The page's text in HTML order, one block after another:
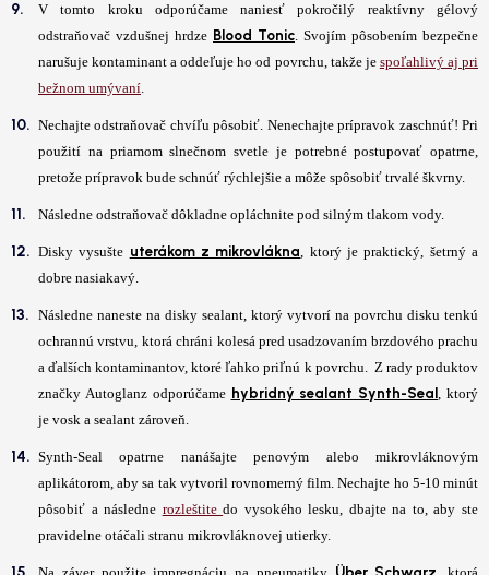
V tomto kroku odporúčame naniesť pokročilý reaktívny gélový
odstraňovač vzdušnej hrdze Blood Tonic. Svojím pôsobením bezpečne
narušuje kontaminant a oddeľuje ho od povrchu, takže je spoľahlivý aj pri
bežnom umývaní.
Nechajte odstraňovač chvíľu pôsobiť. Nenechajte prípravok zaschnúť! Pri
použití na priamom slnečnom svetle je potrebné postupovať opatrne,
pretože prípravok bude schnúť rýchlejšie a môže spôsobiť trvalé škvrny.
Následne odstraňovač dôkladne opláchnite pod silným tlakom vody.
Disky vysušte uterákom z mikrovlákna, ktorý je praktický, šetrný a
dobre nasiakavý.
Následne naneste na disky sealant, ktorý vytvorí na povrchu disku tenkú
ochrannú vrstvu, ktorá chráni kolesá pred usadzovaním brzdového prachu
a ďalších kontaminantov, ktoré ľahko priľnú k povrchu. Z rady produktov
značky Autoglanz odporúčame hybridný sealant Synth-Seal, ktorý
je vosk a sealant zároveň.
Synth-Seal opatrne nanášajte penovým alebo mikrovláknovým
aplikátorom, aby sa tak vytvoril rovnomerný film. Nechajte ho 5-10 minút
pôsobiť a následne rozleštitedo vysokého lesku, dbajte na to, aby ste
pravidelne otáčali stranu mikrovláknovej utierky.